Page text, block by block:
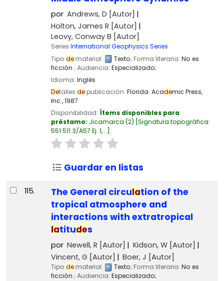
por Andrews, D [Autor]
Holton, James R [Autor]
Leovy, Conway B [Autor]
Series International Geophysics Series
Tipo dematerial: Texto; Forma literaria: No es
ficción ; Audiencia: Especializado;
Idioma: Inglés
Detalles depublicación: Florida: Academic Press,
Inc.,1987
Disponibilidad: Ítems disponibles para
préstamo: Jicamarca (2) Signatura topográfica:
551.511.3/A57 Ej. 1, .. .
Guardar en listas
115. The General circulation of the
tropical atmosphere and
interactions with extratropical
latitudes
por Newell, R [Autor] Kidson, W[Autor]
Vincent, G [Autor] Boer, J [Autor]
Tipo dematerial: Texto; Forma literaria: No es
ficción ; Audiencia: Especializado;